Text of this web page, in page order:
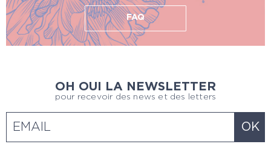
FAQ
OH OUI LA NEWSLETTER
pour recevoir des news et des letters